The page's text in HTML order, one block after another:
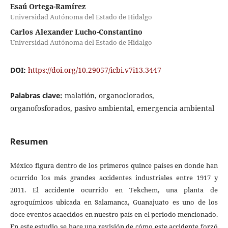
Esaú Ortega-Ramírez
Universidad Autónoma del Estado de Hidalgo
Carlos Alexander Lucho-Constantino
Universidad Autónoma del Estado de Hidalgo
DOI: https://doi.org/10.29057/icbi.v7i13.3447
Palabras clave: malatión, organoclorados,
organofosforados, pasivo ambiental, emergencia ambiental
Resumen
México figura dentro de los primeros quince países en donde han
ocurrido los más grandes accidentes industriales entre 1917 y
2011. El accidente ocurrido en Tekchem, una planta de
agroquímicos ubicada en Salamanca, Guanajuato es uno de los
doce eventos acaecidos en nuestro país en el periodo mencionado.